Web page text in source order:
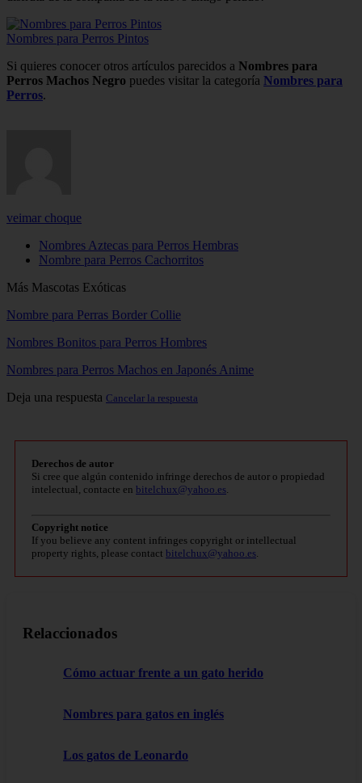
Nombres para Perros Pintos
Si quieres conocer otros artículos parecidos a Nombres para
Perros Machos Negro puedes visitar la categoría Nombres para
Perros.
veimar choque
Nombres Aztecas para Perros Hembras
Nombre para Perros Cachorritos
Más Mascotas Exóticas
Nombre para Perras Border Collie
Nombres Bonitos para Perros Hombres
Nombres para Perros Machos en Japonés Anime
Deja una respuesta Cancelar la respuesta
Derechos de autor
Si cree que algún contenido infringe derechos de autor o propiedad
intelectual, contacte en bitelchux@yahoo.es.
Copyright notice
If you believe any content infringes copyright or intellectual
property rights, please contact bitelchux@yahoo.es.
Relaccionados
Cómo actuar frente a un gato herido
Nombres para gatos en inglés
Los gatos de Leonardo